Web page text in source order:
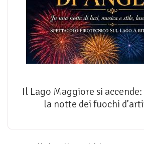
Il Lago Maggiore si
la notte dei fuochi